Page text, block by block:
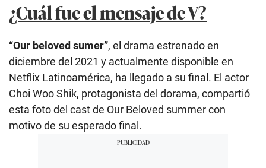
¿Cuál fue el mensaje de V?
“Our beloved sumer”, el drama estrenado en
diciembre del 2021 y actualmente disponible en
Netflix Latinoamérica, ha llegado a su final. El actor
Choi Woo Shik, protagonista del dorama, compartió
esta foto del cast de Our Beloved summer con
motivo de su esperado final.